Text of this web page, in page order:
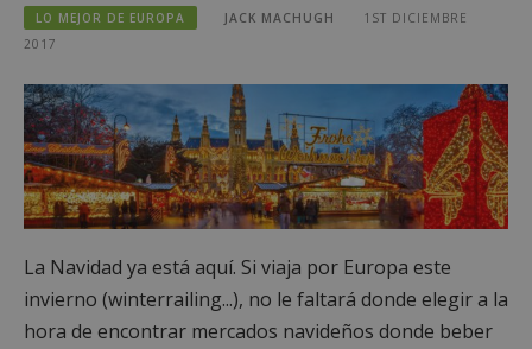
LO MEJOR DE EUROPA JACK MACHUGH
1ST DICIEMBRE
2017
La Navidad ya está aquí. Si viaja por Europa este
invierno (winterrailing...), no le faltará donde elegir a la
hora de encontrar mercados navideños donde beber